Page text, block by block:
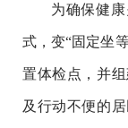
为确保健
式，变“固定坐
置体检点，并
及行动不便的